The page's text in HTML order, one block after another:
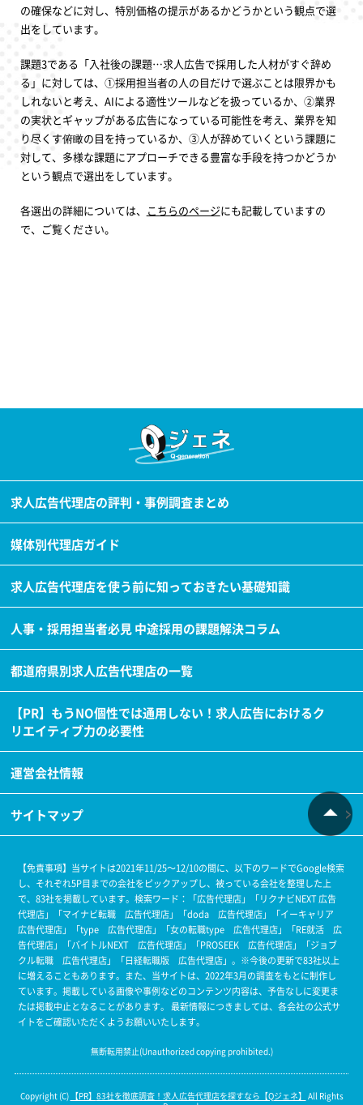
の確保などに対し、特別価格の提示があるかどうかという観点で選
出をしています。
課題3である「入社後の課題…求人広告で採用した人材がすぐ辞め
る」に対しては、①採用担当者の人の目だけで選ぶことは限界かも
しれないと考え、AIによる適性ツールなどを扱っているか、②業界
の実状とギャップがある広告になっている可能性を考え、業界を知
り尽くす俯瞰の目を持っているか、③人が辞めていくという課題に
対して、多様な課題にアプローチできる豊富な手段を持つかどうか
という観点で選出をしています。
各選出の詳細については、 こちらのページにも記載していますの
で、ご覧ください。
求人広告代理店の評判・事例調査まとめ
媒体別代理店ガイド
求人広告代理店を使う前に知っておきたい基礎知識
人事・採用担当者必見 中途採用の課題解決コラム
都道府県別求人広告代理店の一覧
【PR】もうNO個性では通用しない！求人広告におけるク
リエイティブ力の必要性
運営会社情報
サイトマップ
【免責事項】当サイトは2021年11/25～12/10の間に、以下のワードでGoogle検索
し、それぞれ5P目までの会社をピックアップし、被っている会社を整理した上
で、83社を掲載しています。検索ワード：「広告代理店」「リクナビNEXT 広告
代理店」「マイナビ転職 広告代理店」「doda 広告代理店」「イーキャリア
広告代理店」「type 広告代理店」「女の転職type 広告代理店」「RE就活 広
告代理店」「バイトルNEXT 広告代理店」「PROSEEK 広告代理店」「ジョブ
クル転職 広告代理店」「日経転職版 広告代理店」。 ※今後の更新で83社以上
に増えることもあります。 また、当サイトは、2022年3月の調査をもとに制作し
ています。掲載している画像や事例などのコンテンツ内容は、予告なしに変更ま
たは掲載中止となることがあります。 最新情報につきましては、各会社の公式サ
イトをご確認いただくようお願いいたします。
無断転用禁止(Unauthorized copying prohibited.)
Copyright (C) 83社を徹底調査！求人広告代理店を探すなら【Qジェネ】 All Rights